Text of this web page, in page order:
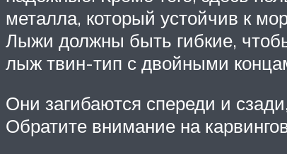
металла, который устойчив к
Лыжи должны быть гибкие,
лыж твин-тип с двойными
Они загибаются спереди и
Обратите внимание на